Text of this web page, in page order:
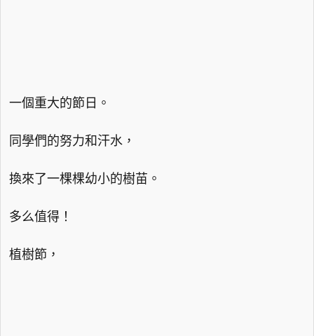
一個重大的節日。
同學們的努力和汗水，
換來了一棵棵幼小的樹苗。
多么值得！
植樹節，